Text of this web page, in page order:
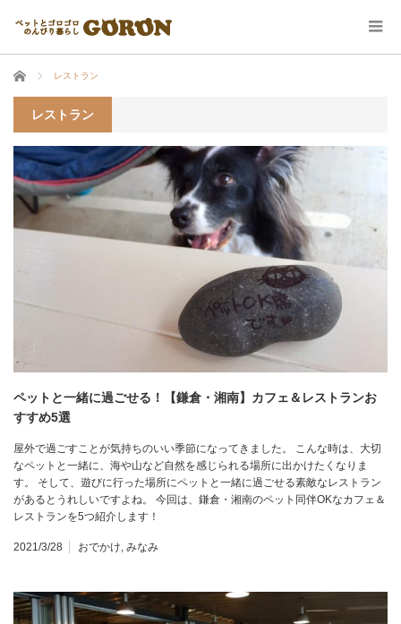
ホーム レストラン
レストラン
ペットと一緒に過ごせる！【鎌倉・湘南】カフェ＆レストランお
すすめ5選
屋外で過ごすことが気持ちのいい季節になってきました。 こんな時は、大切
なペットと一緒に、海や山など自然を感じられる場所に出かけたくなりま
す。 そして、遊びに行った場所にペットと一緒に過ごせる素敵なレストラン
があるとうれしいですよね。 今回は、鎌倉・湘南のペット同伴OKなカフェ＆
レストランを5つ紹介します！
2021/3/28 おでかけ, みなみ